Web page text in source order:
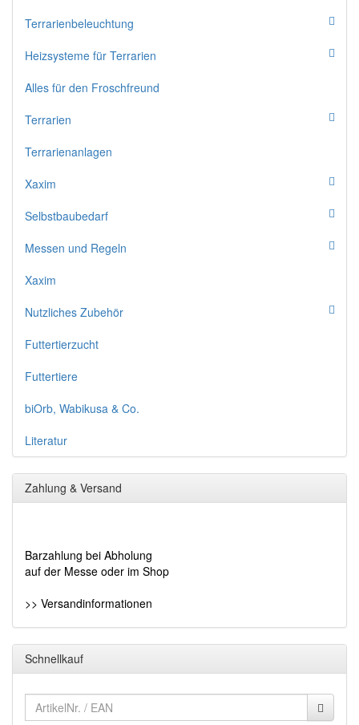
Terrarienbeleuchtung
Heizsysteme für Terrarien
Alles für den Froschfreund
Terrarien
Terrarienanlagen
Xaxim
Selbstbaubedarf
Messen und Regeln
Xaxim
Nutzliches Zubehör
Futtertierzucht
Futtertiere
biOrb, Wabikusa & Co.
Literatur
Zahlung & Versand
Barzahlung bei Abholung
auf der Messe oder im Shop
>> Versandinformationen
Schnellkauf